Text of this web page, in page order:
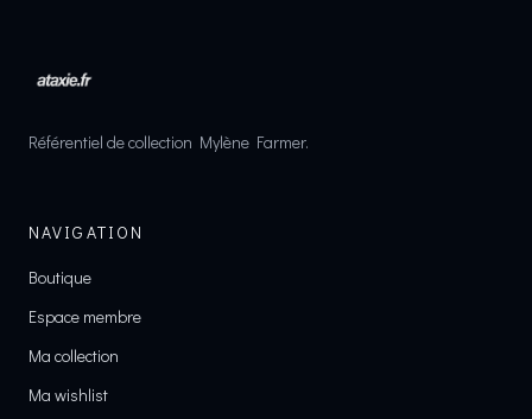
Référentiel de collection Mylène Farmer.
NAVIGATION
Boutique
Espace membre
Ma collection
Ma wishlist